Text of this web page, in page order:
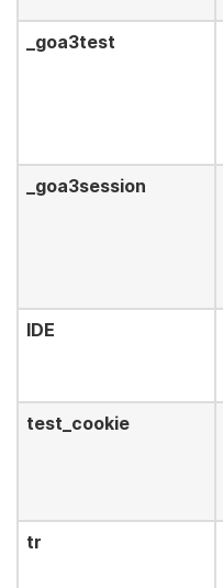
_goa3test
_goa3session
IDE
test_cookie
tr